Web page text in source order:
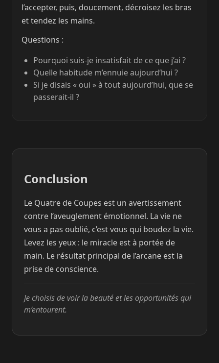
l’accepter, puis, doucement, décroisez les bras
et tendez les mains.
Questions :
Pourquoi suis-je insatisfait de ce que j’ai ?
Quelle habitude m’ennuie aujourd’hui ?
Si je disais « oui » à tout aujourd’hui, que se
passerait-il ?
Conclusion
Le Quatre de Coupes est un avertissement
contre l’aveuglement émotionnel. La vie ne
vous a pas oublié, c’est vous qui boudez la vie.
Levez les yeux : le miracle est à portée de
main. Le résultat principal de l’arcane est la
prise de conscience.
Je choisis de voir la beauté et les opportunités qui
m’entourent.